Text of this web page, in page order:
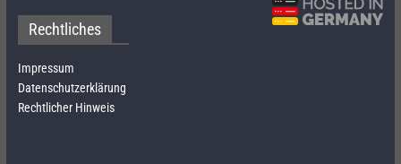
Rechtliches
Impressum
Datenschutzerklärung
Rechtlicher Hinweis